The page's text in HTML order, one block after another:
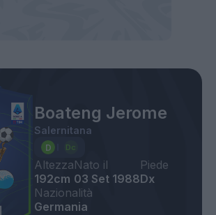
Boateng Jerome
Salernitana
Altezza
192cm
Nato il
03 Set 1988
Piede
Dx
Nazionalità
Germania